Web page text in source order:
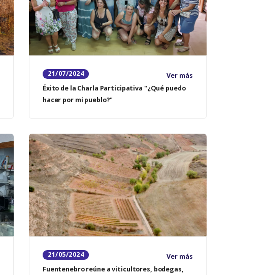
21/07/2024
Ver más
Éxito de la Charla Participativa "¿Qué puedo
hacer por mi pueblo?"
21/05/2024
Ver más
Fuentenebro reúne a viticultores, bodegas,